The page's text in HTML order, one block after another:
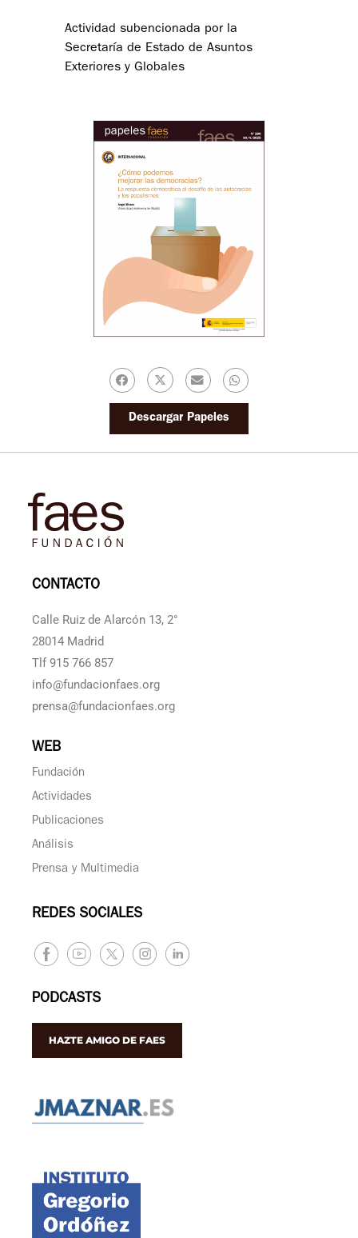
Actividad subencionada por la
Secretaría de Estado de Asuntos
Exteriores y Globales
Descargar Papeles
CONTACTO
Calle Ruiz de Alarcón 13, 2°
28014 Madrid
Tlf 915 766 857
info@fundacionfaes.org
prensa@fundacionfaes.org
WEB
Fundación
Actividades
Publicaciones
Análisis
Prensa y Multimedia
REDES SOCIALES
PODCASTS
HAZTE AMIGO DE FAES